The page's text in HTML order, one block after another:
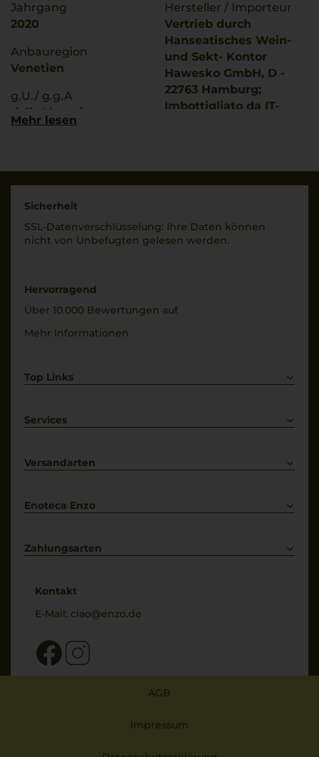
Jahrgang
2020
Anbauregion
Venetien
g.U./ g.g.A
delle Venezie
Trinktemperatur
8 °C
Alkoholgehalt
12,5 % Vol.
5 g/L
Säuregehalt
6 g/L
Hersteller / Importeur
Vertrieb durch
Hanseatisches Wein-
und Sekt- Kontor
Hawesko GmbH, D -
22763 Hamburg;
Imbottigliato da IT-
Italien
0,75 L
Mehr lesen
Sicherheit
SSL-Daten­verschlüs­selung: Ihre Daten können
nicht von Unbe­fugten gelesen werden.
Hervorragend
Über 10.000 Bewertungen auf
Mehr Informationen
Top Links
Weißwein
Services
Kontakt
Versandarten
Enoteca Enzo
Bewertungs-Richtlinien
Zahlungsarten
Kontakt
E-Mail: ciao@enzo.de
AGB
Impressum